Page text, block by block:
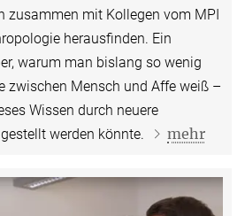
zusammen mit Kollegen vom MPI
herausfinden. Ein
warum man bislang so wenig
zwischen Mensch und Affe weiß –
Wissen durch neuere
werden könnte.
mehr